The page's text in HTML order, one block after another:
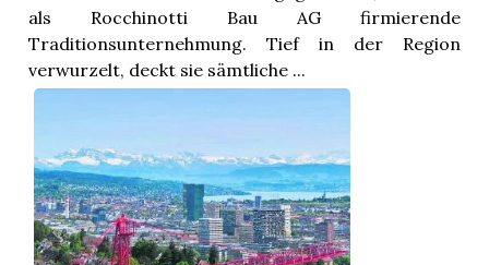
als Rocchinotti Bau AG firmierende
Traditionsunternehmung. Tief in der Region
verwurzelt, deckt sie sämtliche ...